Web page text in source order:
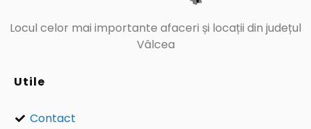
Locul celor mai importante afaceri și locații din județul
Vâlcea
Utile
Contact